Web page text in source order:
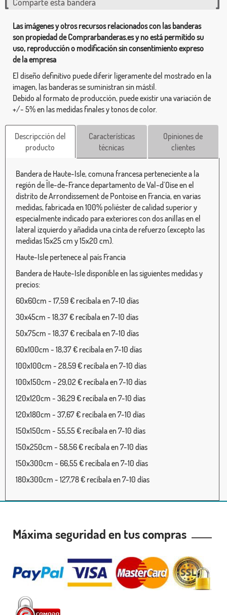
Las imágenes y otros recursos relacionados con las banderas
son propiedad de Comprarbanderas.es y no está permitido su
uso, reproducción o modificación sin consentimiento expreso
de la empresa
El diseño definitivo puede diferir ligeramente del mostrado en la
imagen, las banderas se suministran sin mástil.
Debido al formato de producción, puede existir una variación de
+/- 5% en las medidas finales y tonos de color.
Descripcción del
producto
Características
técnicas
Opiniones de
clientes
Bandera de Haute-Isle, comuna francesa perteneciente a la
región de Île-de-France departamento de Val-d´Oise en el
distrito de Arrondissement de Pontoise en Francia, en varias
medidas, fabricada en 100% poliéster de calidad superior y
especialmente indicado para exteriores con dos anillas en el
lateral izquierdo y añadida una cinta de refuerzo (excepto las
medidas 15x25 cm y 15x20 cm).
Haute-Isle pertenece al país Francia
Bandera de Haute-Isle disponible en las siguientes medidas y
precios:
60x60cm - 17,59 € recíbala en 7-10 días
30x45cm - 18,37 € recíbala en 7-10 días
50x75cm - 18,37 € recíbala en 7-10 días
60x100cm - 18,37 € recíbala en 7-10 días
100x100cm - 28,59 € recíbala en 7-10 días
100x150cm - 29,02 € recíbala en 7-10 días
120x120cm - 36,29 € recíbala en 7-10 días
120x180cm - 37,67 € recíbala en 7-10 días
150x150cm - 55,55 € recíbala en 7-10 días
150x250cm - 58,56 € recíbala en 7-10 días
150x300cm - 66,55 € recíbala en 7-10 días
180x300cm - 127,78 € recíbala en 7-10 días
Máxima seguridad en tus compras